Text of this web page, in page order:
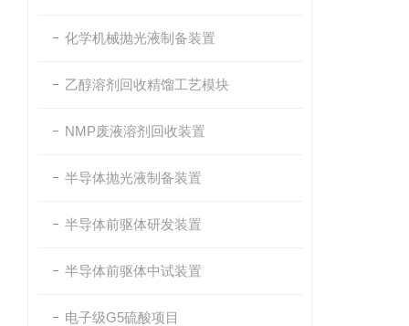
化学机械抛光液制备装置
乙醇溶剂回收精馏工艺模块
NMP废液溶剂回收装置
半导体抛光液制备装置
半导体前驱体研发装置
半导体前驱体中试装置
电子级G5硫酸项目